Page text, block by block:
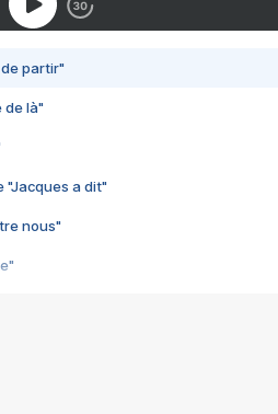
de partir"
de là"
"Jacques a dit"
nous"